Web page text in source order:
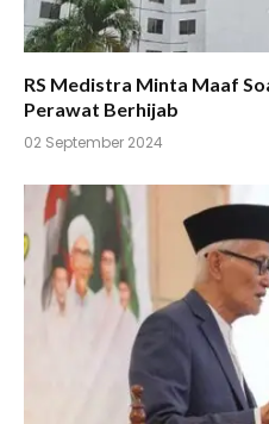
RS Medistra Minta Maaf
Perawat Berhijab
02 September 2024